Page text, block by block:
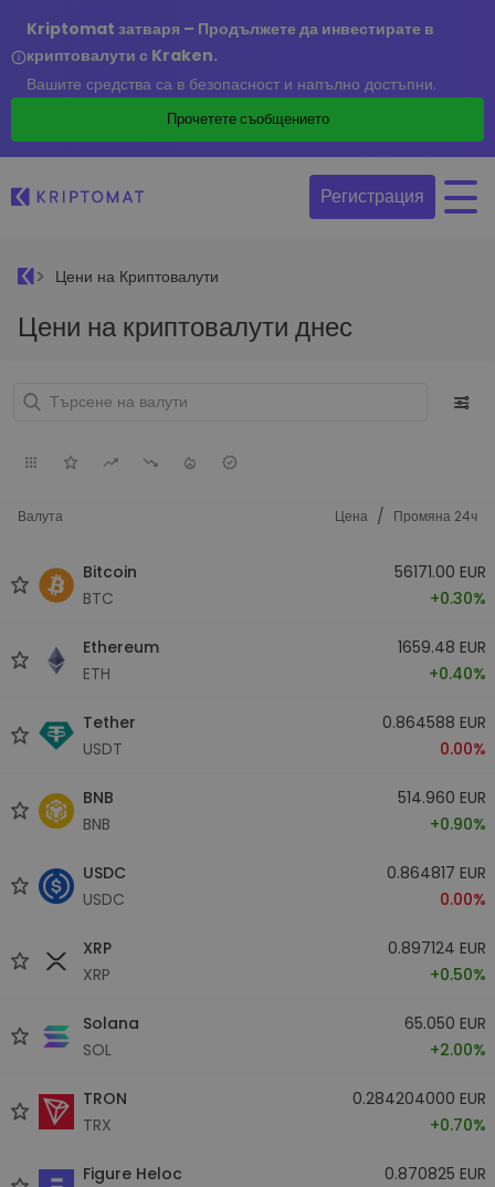
Kriptomat затваря – Продължете да инвестирате в
криптовалути с Kraken.
Вашите средства са в безопасност и напълно достъпни.
Прочетете съобщението
Регистрация
Цени на Криптовалути
Цени на криптовалути днес
Валута Цена / Промяна 24ч
Bitcoin
BTC
56171.00 EUR
+0.30%
Ethereum
ETH
1659.48 EUR
+0.40%
Tether
USDT
0.864588 EUR
0.00%
BNB
BNB
514.960 EUR
+0.90%
USDC
USDC
0.864817 EUR
0.00%
XRP
XRP
0.897124 EUR
+0.50%
Solana
SOL
65.050 EUR
+2.00%
TRON
TRX
0.284204000 EUR
+0.70%
Figure Heloc
0.870825 EUR